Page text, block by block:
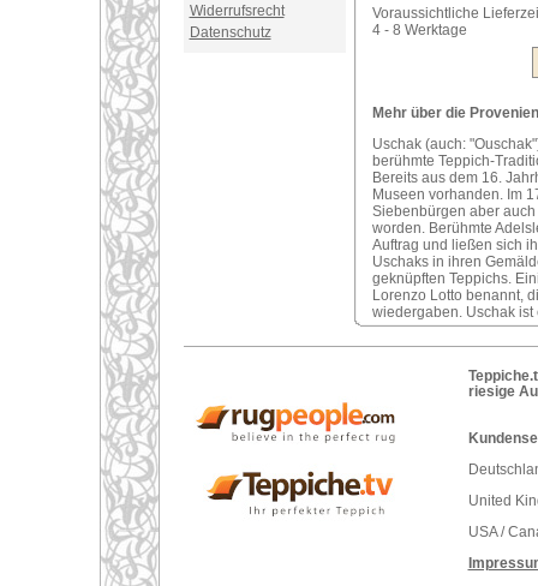
Widerrufsrecht
Datenschutz
Voraussichtliche
4 - 8 Werktage
Mehr über die
Uschak (auch:
berühmte Teppich-
Bereits aus dem 16.
Museen vorhanden. Im
Siebenbürgen aber
worden. Berühmte
Auftrag und ließen sich
Uschaks in ihren
geknüpften Teppichs.
Lorenzo Lotto benannt,
wiedergaben. Uschak
riesige
United
USA /